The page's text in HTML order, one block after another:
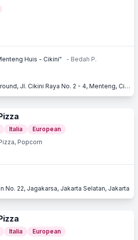
Huis - Cikini"
- Bedah P.
Menteng Huis, Lantai Ground, Jl. Cikini Raya No. 2 - 4, Menteng, Cikini, Jakarta Pusat, Jakarta
Italia
European
Popcorn
No. 22, Jagakarsa, Jakarta Selatan, Jakarta
Italia
European